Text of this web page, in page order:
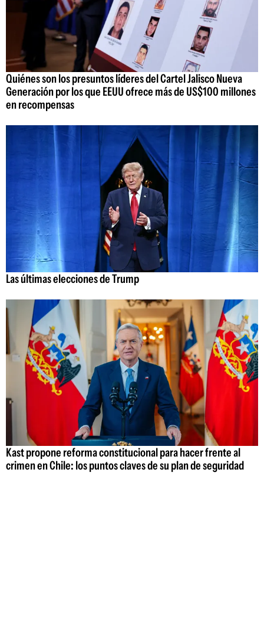
Quiénes son los presuntos líderes del Cartel Jalisco Nueva
Generación por los que EEUU ofrece más de US$100 millones
en recompensas
Las últimas elecciones de Trump
Kast propone reforma constitucional para hacer frente al
crimen en Chile: los puntos claves de su plan de seguridad